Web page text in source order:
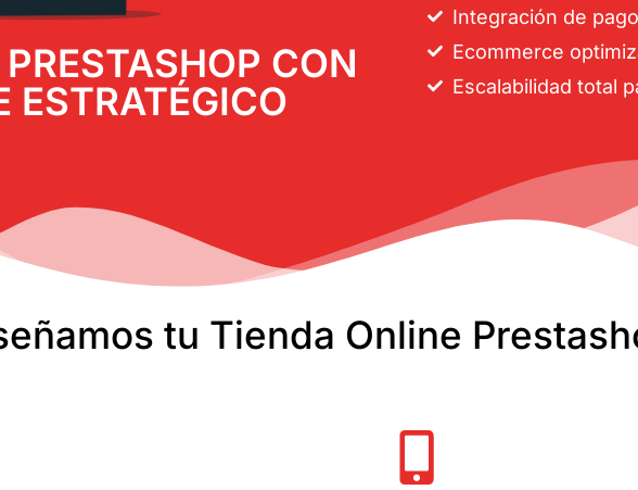
CON
ESTRATÉGICO
Integración de
Ecommerce
Escalabilidad total
tu Tienda Online